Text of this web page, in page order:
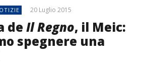
20 Luglio 2015
de Il Regno, il Meic:
spegnere una